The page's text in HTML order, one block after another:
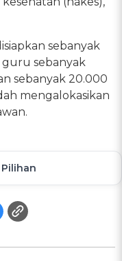
sebanyak
sebanyak
sebanyak 20.000
mengalokasikan